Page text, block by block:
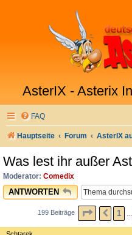
AsterIX - Asterix
FAQ
Hauptseite Forum AsterIX
Was lest ihr außer
Moderator: Comedix
ANTWORTEN
199 Beiträge SEITE13
1